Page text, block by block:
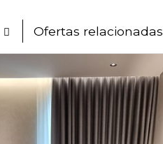
Ofertas relacionadas